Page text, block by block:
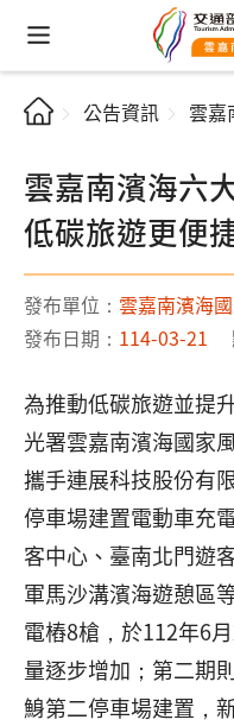
公告資訊 雲嘉
雲嘉南濱海六
低碳旅遊更便
發布單位： 雲嘉南濱海
發布日期： 114-03-21
為推動低碳旅遊並提
光署雲嘉南濱海國家
攜手連展科技股份有
停車場建置電動車充
客中心、臺南北門遊
軍馬沙溝濱海遊憩區
電樁8槍，於112年6
量逐步增加；第二期
鯓第二停車場建置，